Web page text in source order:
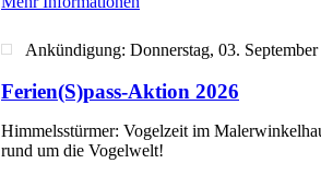
Ankündigung: Donnerstag, 03.
Ferien(S)pass-Aktion 2026
Himmelsstürmer: Vogelzeit im
rund um die Vogelwelt!